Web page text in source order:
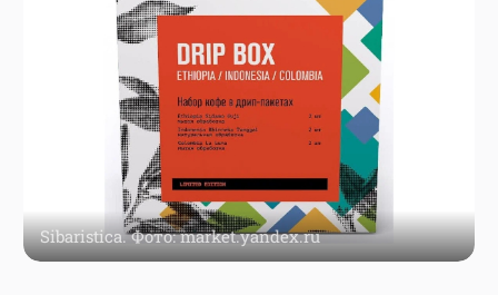
Sibaristica. Фото: market.yandex.ru